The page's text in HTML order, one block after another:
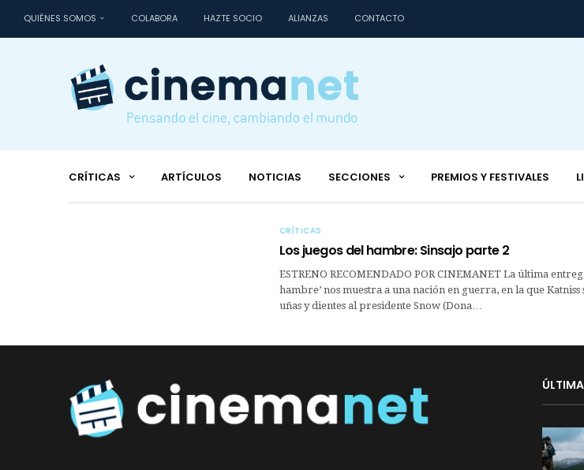
QUIÉNES SOMOS COLABORA HAZTE SOCIO ALIANZAS CONTACTO
CRÍTICAS ARTÍCULOS NOTICIAS SECCIONES PREMIOS Y FESTIVALES
CRÍTICAS
Los juegos del hambre: Sinsajo parte 2
ESTRENO RECOMENDADO POR CINEMANET La última
hambre’ nos muestra a una nación en guerra, en la que Katniss
uñas y dientes al presidente Snow (Dona…